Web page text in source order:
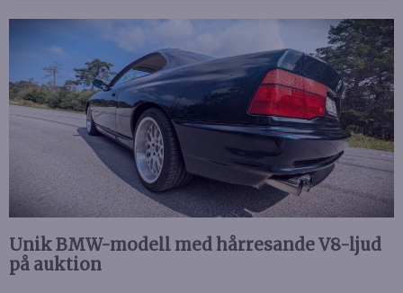
Unik BMW-modell med hårresande V8-ljud
på auktion